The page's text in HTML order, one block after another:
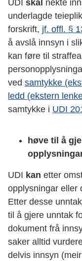
UDI skal nekte
underlagde
forskrift, jf. offl . §
å avslå innsyn i
kan føre til
ved samtykke
ledd (ekstern
samtykke i UDI
høve til å
UDI kan etter
opplysningar eller
Etter desse
til å gjere unntak
dokument frå
saker alltid
delvis innsyn